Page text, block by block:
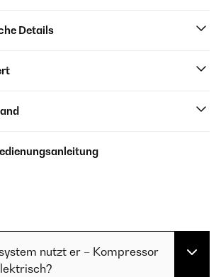
Details
nutzt er – Kompressor